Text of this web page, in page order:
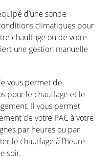
d’une sonde
climatiques pour
chauffage ou de votre
une gestion manuelle
vous permet de
pour le chauffage et le
. Il vous permet
de votre PAC àvotre
par heures ou par
le chauffage à l’heure
soir.